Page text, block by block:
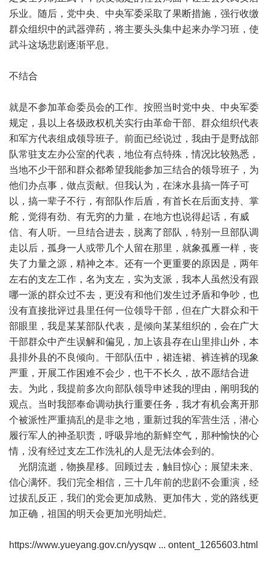
乐业。随后，党中央、中央军委采取了果断措施，强行收缴
群众组织中的武器弹药，将主要头头集中起来办学习班，使
武斗这场悲剧逐渐平息。
不结合
就是不参加革命委员会的工作。按照当时党中央、中央军委
规定，县以上各级政权机关实行由革命干部、群众组织代表
和军方代表组成领导班子。前面已经说过，我由于是野战部
队常驻支左办公室的代表，地位有点特殊，情况比较熟悉，
当地不少干部和群众都希望我能参加三结合的领导班子，为
他们办点事，做点贡献。但我认为，在涞水县搞一阵子可
以，搞一辈子不行，有部队作后盾，有首长在后面支持、掌
舵，觉得有劲、有无穷的力量，在地方也说得起话，有威
信、有人听。一旦结合进去，脱离了部队，特别一旦部队调
走以后，孤身一人或带几个人留在那里，就象孤雁一样，丧
失了力量之源，精神之本。还有一个更重要的原因是，两年
左右的支左工作，名为支左，实为支派，我本人虽然没有跟
哪一派的群众过不去，更没有和他们发生过矛盾和争吵，也
没有直接批评过县里任何一位领导干部，但在广大群众和干
部眼里，我是某某部队代表，是倾向某某组织的，会在广大
干部群众中产生误解和偏见，加上该县存在山里排山外，本
县排外县的不良倾向。干部队伍中，裙连裙、裤连裤的现象
严重，开展工作困难不会少，也干不长久，故不愿结合进
去。为此，我提前多次向部队领导申述我的理由，阐明我的
观点。当时我部奉命调动执行重要任务，我才有机会离开那
个被派性严重搞乱的是非之地，重新过我的军营生活，潜心
履行军人的神圣职责，呼吸异地的新鲜空气，那种愉快的心
情，没有经过支左工作洗礼的人是无法体会到的。
光阴流逝，物换星移。回顾过去，触目惊心；展望未来、
信心满怀。我们完全相信，三十几年前的悲剧不会重演，经
过拔乱反正，我们的党会更加成熟、更加伟大，党的路线更
加正确，祖国的明天会更加光明灿烂。
https://www.yueyang.gov.cn/yysqw ... ontent_1265603.html